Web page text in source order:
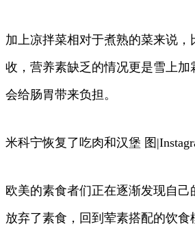
加上凉拌菜相对于煮熟的菜来说，
收，营养素缺乏的情况更是雪上
会给肠胃带来负担。
米科宁恢复了吃肉和汉堡 图
欧美的素食者们正在逐渐发现自
放弃了素食，回到荤素搭配的饮食